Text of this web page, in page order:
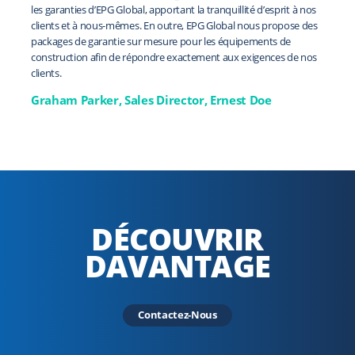
opèrent, ils comprennent l’entreprise et sont à l’écoute des besoins
des clients en matière d’équipement neuf et d’occasion.
Simon Causier, Sales Director, Warwick Ward
les garanties d’EPG Global, apportant la tranquillité d’esprit à nos
clients et à nous-mêmes. En outre, EPG Global nous propose des
packages de garantie sur mesure pour les équipements de
construction afin de répondre exactement aux exigences de nos
clients.
Graham Parker, Sales Director, Ernest Doe
propriété liés au fonctionnement des machines. Leur niveau de
service client est élevé et le produit est d’un bon rapport qualité-
prix, c’est ce que nous attendons des fournisseurs avec lesquels
nous choisissons de travailler.
Equipment
DÉCOUVRIR
DAVANTAGE
Contactez-Nous